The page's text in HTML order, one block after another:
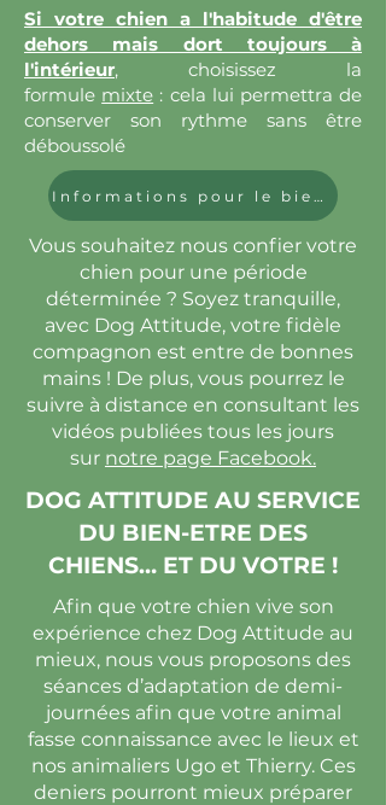
Si votre chien a l'habitude d'être
dehors mais dort toujours à
l'intérieur, choisissez la
formule mixte : cela lui permettra de
conserver son rythme sans être
déboussolé
Informations pour le bien-être de votre animal !
Vous souhaitez nous confier votre
chien pour une période
déterminée ? Soyez tranquille,
avec Dog Attitude, votre fidèle
compagnon est entre de bonnes
mains ! De plus, vous pourrez le
suivre à distance en consultant les
vidéos publiées tous les jours
sur notre page Facebook.
DOG ATTITUDE AU SERVICE
DU BIEN-ETRE DES
CHIENS… ET DU VOTRE !
Afin que votre chien vive son
expérience chez Dog Attitude au
mieux, nous vous proposons des
séances d’adaptation de demi-
journées afin que votre animal
fasse connaissance avec le lieux et
nos animaliers Ugo et Thierry. Ces
deniers pourront mieux préparer